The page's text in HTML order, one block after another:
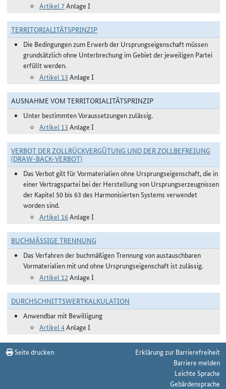
Artikel 7Anlage I
TERRITORIALITÄTSPRINZIP
Die Bedingungen zum Erwerb der Ursprungseigenschaft müssen
grundsätzlich ohne Unterbrechung im Gebiet der jeweiligen Partei
erfüllt werden.
Artikel 13 Anlage I
AUSNAHME VOM TERRITORIALITÄTSPRINZIP
Unter bestimmten Voraussetzungen zulässig.
Artikel 13 Anlage I
VERBOT DER ZOLLRÜCKVERGÜTUNG UND DER ZOLLBEFREIUNG
(DRAW-BACK-VERBOT)
Das Verbot gilt für Vormaterialien ohne Ursprungseigenschaft, die in
einer Vertragspartei bei der Herstellung von Ursprungserzeugnissen
der Kapitel 50 bis 63 des Harmonisierten Systems verwendet
worden sind.
Artikel 16Anlage I
BUCHMÄSSIGE TRENNUNG
Das Verfahren der buchmäßigen Trennung von austauschbaren
Vormaterialien mit und ohne Ursprungseigenschaft ist zulässig.
Artikel 12 Anlage I
DURCHSCHNITTSWERTKALKULATION
Anwendbar mit Bewilligung
Artikel 4Anlage I
Seite drucken
Erklärung zur Barrierefreiheit
Barriere melden
Leichte Sprache
Gebärdensprache